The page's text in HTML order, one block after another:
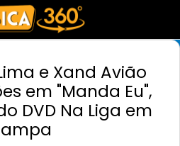
e Xand Avião
em "Manda Eu",
DVD Na Liga em